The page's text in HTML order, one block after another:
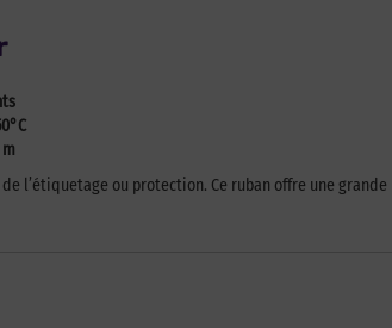
l’étiquetage ou protection. Ce ruban offre une